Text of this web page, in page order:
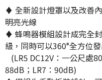
♦ 全新設計燈罩以及改善
明亮光線
♦ 蜂鳴器模組設計成完全
級，同時可以360°全方位
(LR5 DC12V：一公尺處
88dB；LR7：90dB)